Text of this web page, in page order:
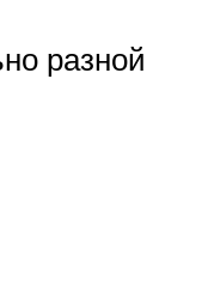
разной